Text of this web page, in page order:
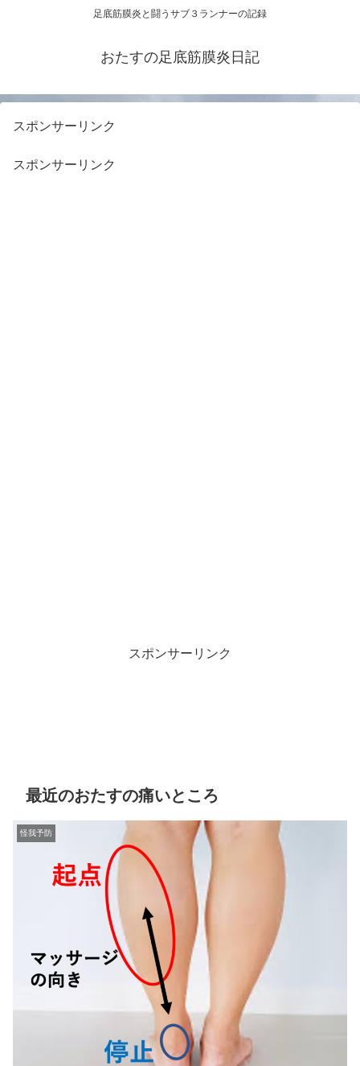
足底筋膜炎と闘うサブ３ランナーの記録
おたすの足底筋膜炎日記
スポンサーリンク
スポンサーリンク
スポンサーリンク
最近のおたすの痛いところ
怪我予防